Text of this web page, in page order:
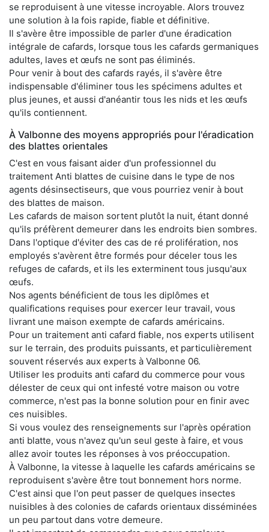
se reproduisent à une vitesse incroyable. Alors trouvez
une solution à la fois rapide, fiable et définitive.
Il s'avère être impossible de parler d'une éradication
intégrale de cafards, lorsque tous les cafards germaniques
adultes, laves et œufs ne sont pas éliminés.
Pour venir à bout des cafards rayés, il s'avère être
indispensable d'éliminer tous les spécimens adultes et
plus jeunes, et aussi d'anéantir tous les nids et les œufs
qu'ils contiennent.
À Valbonne des moyens appropriés pour l'éradication
des blattes orientales
C'est en vous faisant aider d'un professionnel du
traitement Anti blattes de cuisine dans le type de nos
agents désinsectiseurs, que vous pourriez venir à bout
des blattes de maison.
Les cafards de maison sortent plutôt la nuit, étant donné
qu'ils préfèrent demeurer dans les endroits bien sombres.
Dans l'optique d'éviter des cas de ré prolifération, nos
employés s'avèrent être formés pour déceler tous les
refuges de cafards, et ils les exterminent tous jusqu'aux
œufs.
Nos agents bénéficient de tous les diplômes et
qualifications requises pour exercer leur travail, vous
livrant une maison exempte de cafards américains.
Pour un traitement anti cafard fiable, nos experts utilisent
sur le terrain, des produits puissants, et particulièrement
souvent réservés aux experts à Valbonne 06.
Utiliser les produits anti cafard du commerce pour vous
délester de ceux qui ont infesté votre maison ou votre
commerce, n'est pas la bonne solution pour en finir avec
ces nuisibles.
Si vous voulez des renseignements sur l'après opération
anti blatte, vous n'avez qu'un seul geste à faire, et vous
allez avoir toutes les réponses à vos préoccupation.
À Valbonne, la vitesse à laquelle les cafards américains se
reproduisent s'avère être tout bonnement hors norme.
C'est ainsi que l'on peut passer de quelques insectes
nuisibles à des colonies de cafards orientaux disséminées
un peu partout dans votre demeure.